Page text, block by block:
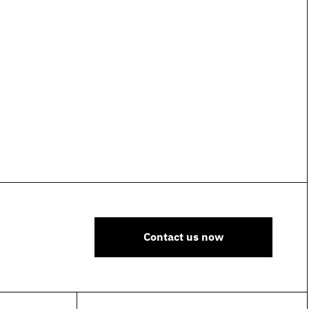
Contact us now